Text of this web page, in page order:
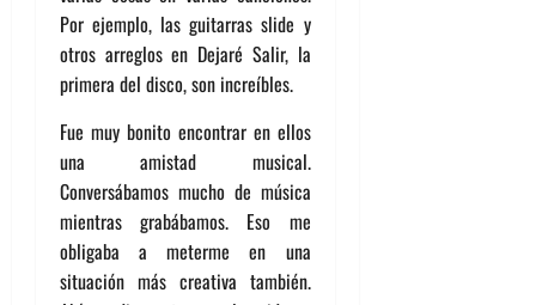
Por ejemplo, las guitarras slide y
otros arreglos en Dejaré Salir, la
primera del disco, son increíbles.
Fue muy bonito encontrar en ellos
una amistad musical.
Conversábamos mucho de música
mientras grabábamos. Eso me
obligaba a meterme en una
situación más creativa también.